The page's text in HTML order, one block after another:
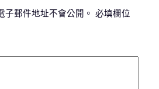
子郵件地址不會公開。 必填欄位